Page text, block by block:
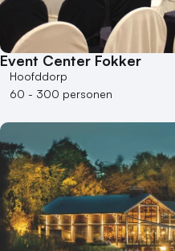
Event Center Fokker
Hoofddorp
60 - 300 personen